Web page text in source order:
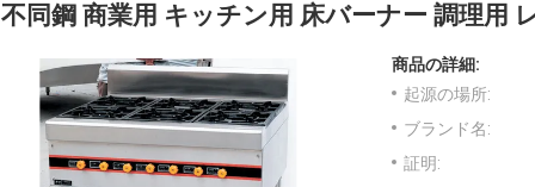
不同鋼 商業用 キッチン用 床バーナー 調理用
商品の詳細:
起源の場所:
ブランド名:
証明: